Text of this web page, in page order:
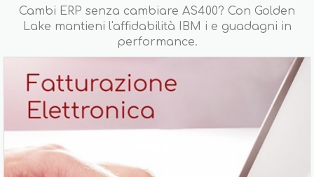
Cambi ERP senza cambiare AS400? Con Golden
Lake mantieni l'affidabilità IBM i e guadagni in
performance.